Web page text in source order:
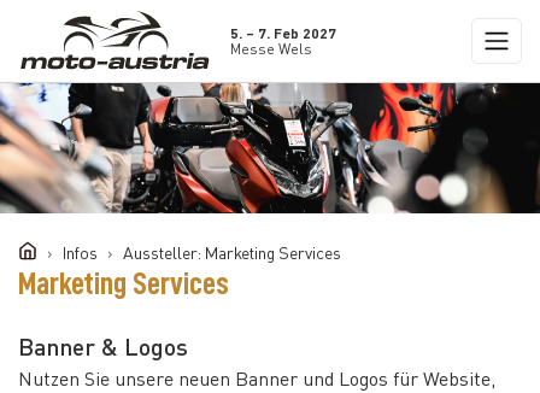
5. – 7. Feb 2027
Messe Wels
Infos Aussteller: Marketing Services
Marketing Services
Banner & Logos
Nutzen Sie unsere neuen Banner und Logos für Website,